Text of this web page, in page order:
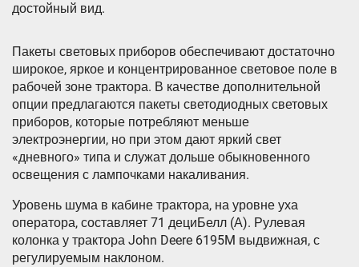
достойный вид.
Пакеты световых приборов обеспечивают достаточно
широкое, яркое и концентрированное световое поле в
рабочей зоне трактора. В качестве дополнительной
опции предлагаются пакеты светодиодных световых
приборов, которые потребляют меньше
электроэнергии, но при этом дают яркий свет
«дневного» типа и служат дольше обыкновенного
освещения с лампочками накаливания.
Уровень шума в кабине трактора, на уровне уха
оператора, составляет 71 дециБелл (А). Рулевая
колонка у трактора John Deere 6195M выдвижная, с
регулируемым наклоном.